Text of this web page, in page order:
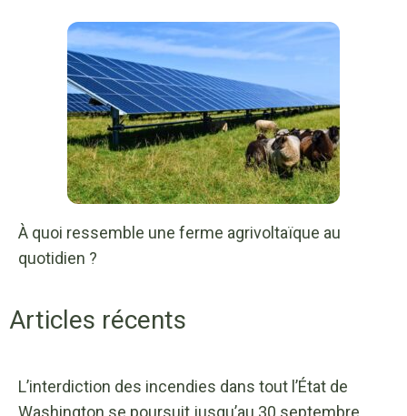
À quoi ressemble une ferme agrivoltaïque au
quotidien ?
Articles récents
L’interdiction des incendies dans tout l’État de
Washington se poursuit jusqu’au 30 septembre